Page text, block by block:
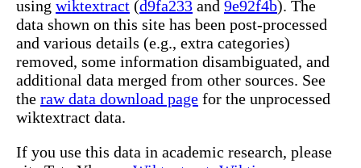
using wiktextract (d9fa233 and 9e92f4b). The
data shown on this site has been post-processed
and various details (e.g., extra categories)
removed, some information disambiguated, and
additional data merged from other sources. See
the raw data download page for the unprocessed
wiktextract data.
If you use this data in academic research, please